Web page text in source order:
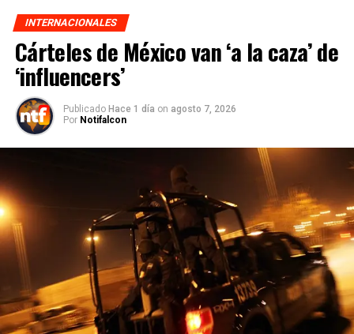
INTERNACIONALES
Cárteles de México van ‘a la caza’ de
‘influencers’
Publicado Hace 1 día on agosto 7, 2026
Por Notifalcon